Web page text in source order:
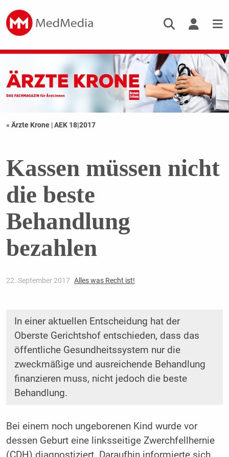
« Ärzte Krone |AEK 18|2017
Kassen müssen nicht
die beste
Behandlung
bezahlen
22. September 2017 Alles was Recht ist!
In einer aktuellen Entscheidung hat der
Oberste Gerichtshof entschieden, dass das
öffentliche Gesundheitssystem nur die
zweckmäßige und ausreichende Behandlung
finanzieren muss, nicht jedoch die beste
Behandlung.
Bei einem noch ungeborenen Kind wurde vor
dessen Geburt eine linksseitige Zwerchfellhernie